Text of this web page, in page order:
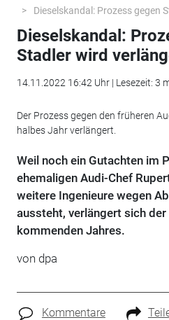
Dieselskandal: Prozess gegen
Dieselskandal:
Stadler wird
14.11.2022 16:42 Uhr | Lesezeit: 3
Der Prozess gegen den früheren
halbes Jahr verlängert.
Weil noch ein Gutachten im
ehemaligen Audi-Chef
weitere Ingenieure wegen
aussteht, verlängert sich
kommenden Jahres.
von dpa
Kommentare